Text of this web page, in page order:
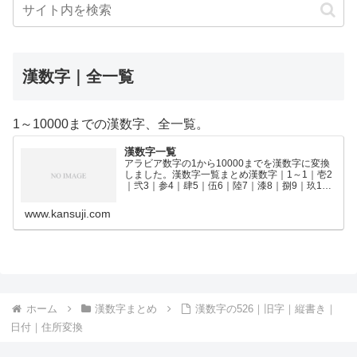
漢数字｜全一覧
1～10000までの漢数字、全一覧。
漢数字一覧
アラビア数字の1から10000までを漢数字に変換
しました。漢数字一覧まとめ漢数字｜1～1｜壱2
｜弐3｜参4｜肆5｜伍6｜陸7｜漆8｜捌9｜玖10
www.kansuji.com
ホーム 漢数字まとめ
漢数字の526｜旧字｜縦書き｜
日付｜住所変換